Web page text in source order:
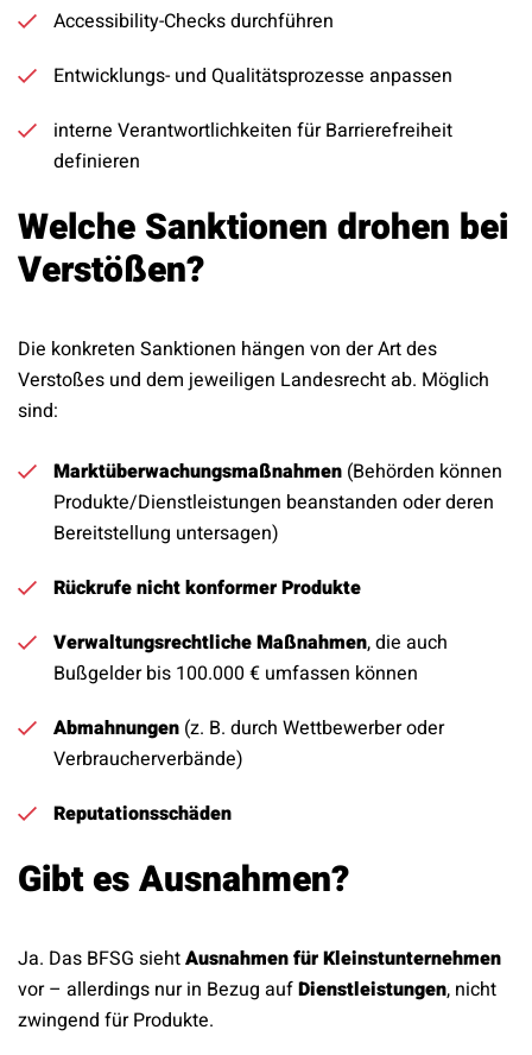
Accessibility-Checks durchführen
Entwicklungs- und Qualitätsprozesse anpassen
interne Verantwortlichkeiten für Barrierefreiheit
definieren
Welche Sanktionen drohen bei
Verstößen?
Die konkreten Sanktionen hängen von der Art des
Verstoßes und dem jeweiligen Landesrecht ab. Möglich
sind:
Marktüberwachungsmaßnahmen (Behörden können
Produkte/Dienstleistungen beanstanden oder deren
Bereitstellung untersagen)
Rückrufe nicht konformer Produkte
Verwaltungsrechtliche Maßnahmen, die auch
Bußgelder bis 100.000 € umfassen können
Abmahnungen (z. B. durch Wettbewerber oder
Verbraucherverbände)
Reputationsschäden
Gibt es Ausnahmen?
Ja. Das BFSG siehtAusnahmen für Kleinstunternehmen
vor – allerdings nur in Bezug aufDienstleistungen, nicht
zwingend für Produkte.